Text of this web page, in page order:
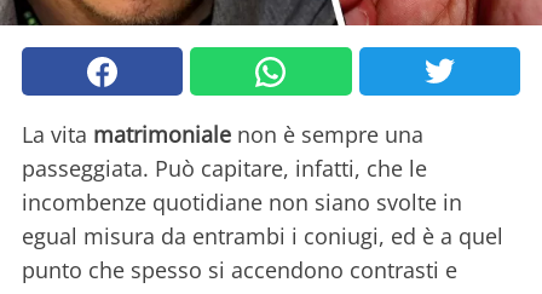
La vita matrimoniale non è sempre una
passeggiata. Può capitare, infatti, che le
incombenze quotidiane non siano svolte in
egual misura da entrambi i coniugi, ed è a quel
punto che spesso si accendono contrasti e